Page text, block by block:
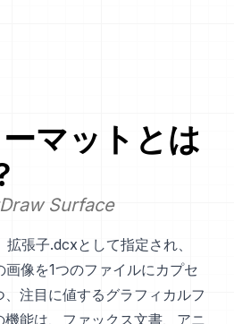
マットとは
Surface
張子.dcxとして指定され、
像を1つのファイルにカプセ
注目に値するグラフィカルフ
機能は、ファックス文書、アニ